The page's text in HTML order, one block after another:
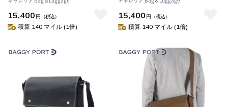
め掛け 大人 軽量 小さめ 斜めが
け 防水 耐水 B5 帆布 ファスナー
付き かぶせ SHELTER DUCK シ
15,400 円 （税込）
積算 140 マイル (1倍)
め掛け 大人 軽量 小さめ 斜めが
け 防水 耐水 B5 帆布 ファスナー
付き かぶせ SHELTER DUCK シ
15,400 円 （税込）
積算 140 マイル (1倍)